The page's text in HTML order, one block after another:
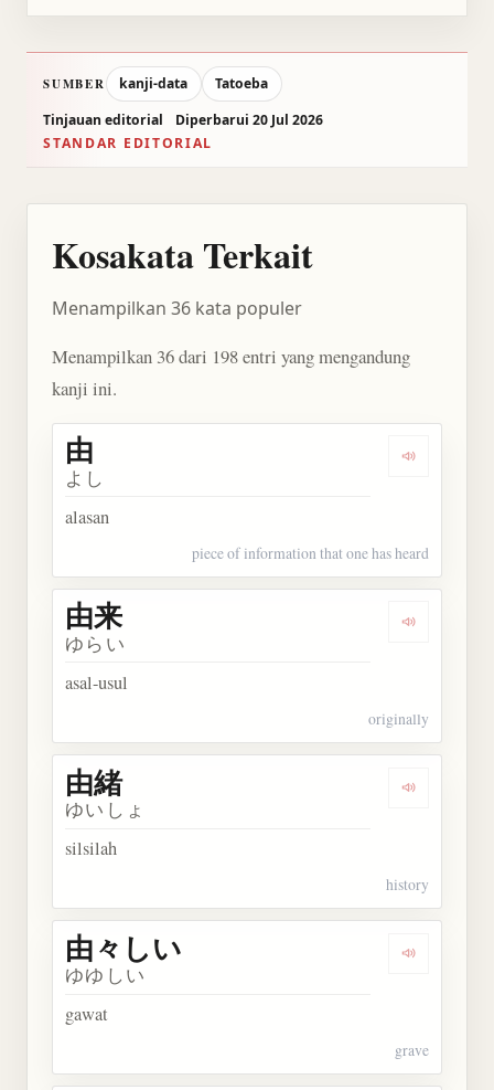
SUMBER kanji-data
Tatoeba
Tinjauan editorial
Diperbarui 20 Jul 2026
STANDAR EDITORIAL
Kosakata Terkait
Menampilkan 36 kata populer
Menampilkan 36 dari 198 entri yang mengandung
kanji ini.
Dengarkan
由
よし
alasan
piece of information that one has heard
Dengarkan
由来
ゆらい
asal-usul
originally
Dengarkan
由緒
ゆいしょ
silsilah
history
Dengarkan
由々しい
ゆゆしい
gawat
grave